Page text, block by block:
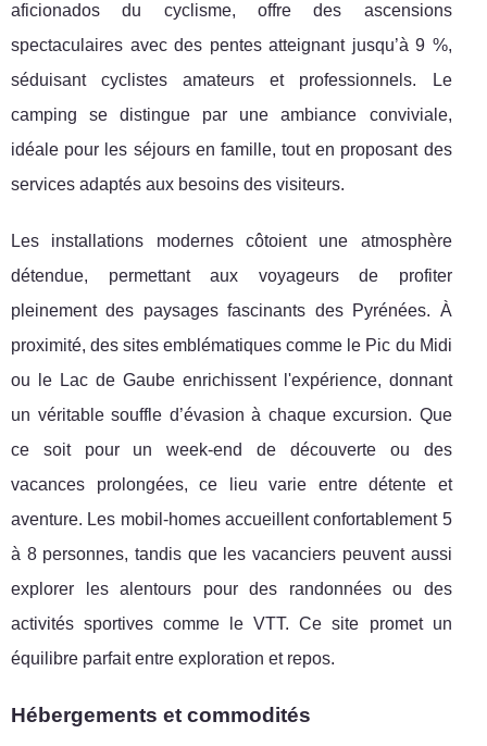
aficionados du cyclisme, offre des ascensions
spectaculaires avec des pentes atteignant jusqu’à 9 %,
séduisant cyclistes amateurs et professionnels. Le
camping se distingue par une ambiance conviviale,
idéale pour les séjours en famille, tout en proposant des
services adaptés aux besoins des visiteurs.
Les installations modernes côtoient une atmosphère
détendue, permettant aux voyageurs de profiter
pleinement des paysages fascinants des Pyrénées. À
proximité, des sites emblématiques comme le Pic du Midi
ou le Lac de Gaube enrichissent l'expérience, donnant
un véritable souffle d’évasion à chaque excursion. Que
ce soit pour un week-end de découverte ou des
vacances prolongées, ce lieu varie entre détente et
aventure. Les mobil-homes accueillent confortablement 5
à 8 personnes, tandis que les vacanciers peuvent aussi
explorer les alentours pour des randonnées ou des
activités sportives comme le VTT. Ce site promet un
équilibre parfait entre exploration et repos.
Hébergements et commodités